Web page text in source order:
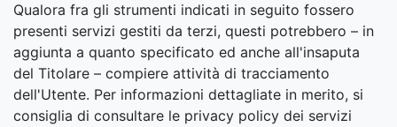
Qualora fra gli strumenti indicati in seguito fossero
presenti servizi gestiti da terzi, questi potrebbero – in
aggiunta a quanto specificato ed anche all'insaputa
del Titolare – compiere attività di tracciamento
dell'Utente. Per informazioni dettagliate in merito, si
consiglia di consultare le privacy policy dei servizi